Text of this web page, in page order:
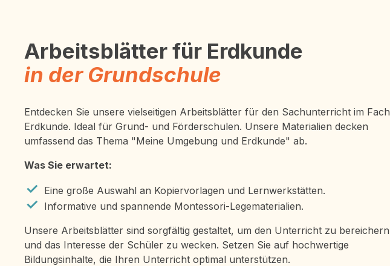
Arbeitsblätter für Erdkunde
in der Grundschule
Entdecken Sie unsere vielseitigen Arbeitsblätter für den Sachunterricht im Fach
Erdkunde. Ideal für Grund- und Förderschulen. Unsere Materialien decken
umfassend das Thema "Meine Umgebung und Erdkunde" ab.
Was Sie erwartet:
Eine große Auswahl an Kopiervorlagen und Lernwerkstätten.
Informative und spannende Montessori-Legematerialien.
Unsere Arbeitsblätter sind sorgfältig gestaltet, um den Unterricht zu bereichern
und das Interesse der Schüler zu wecken. Setzen Sie auf hochwertige
Bildungsinhalte, die Ihren Unterricht optimal unterstützen.